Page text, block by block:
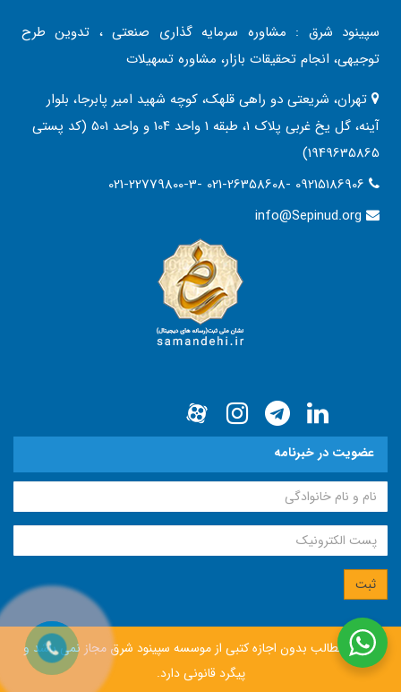
سپینود شرق : مشاوره سرمایه گذاری صنعتی ، تدوین طرح
توجیهی، انجام تحقیقات بازار، مشاوره تسهیلات
تهران، شریعتی دو راهی قلهک، کوچه شهید امیر پابرجا، بلوار
آینه، گل یخ غربی پلاک 1، طبقه 1 واحد 104 و واحد 501 (کد پستی
1949635865)
021-22779800-3- 021-26358608- 09215186906
info@Sepinud.org
عضویت در خبرنامه
انتشار مطالب بدون اجازه كتبی از موسسه سپينود شرق مجاز نمی باشد و
پيگرد قانونی دارد.